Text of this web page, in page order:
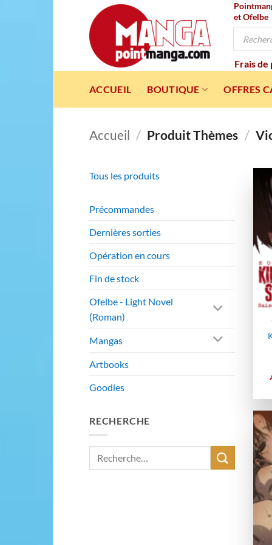
et Ofelbe
Recherche
Frais de
ACCUEIL BOUTIQUE OFFRES
Accueil / Produit Thèmes /
Tous les produits
Précommandes
Dernières sorties
Opération en cours
Fin de stock
Ofelbe - Light Novel
(Roman)
Mangas
Artbooks
Goodies
RECHERCHE